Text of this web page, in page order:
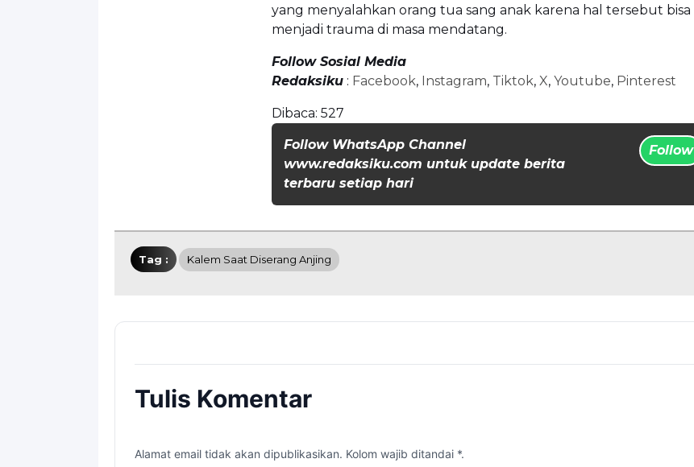
yang menyalahkan orang tua sang anak karena hal tersebut bisa
menjadi trauma di masa mendatang.
Follow Sosial Media
Redaksiku : Facebook, Instagram, Tiktok, X, Youtube, Pinterest
Dibaca: 527
Follow WhatsApp Channel
www.redaksiku.com untuk update berita
terbaru setiap hari
Follow
Tag : Kalem Saat Diserang Anjing
Tulis Komentar